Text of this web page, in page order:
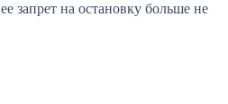
запрет на остановку больше не